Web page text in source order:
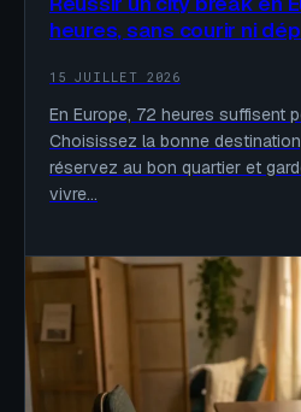
heures, sans courir ni
15 JUILLET 2026
En Europe, 72 heures suffisent
Choisissez la bonne
réservez au bon quartier et
vivre…